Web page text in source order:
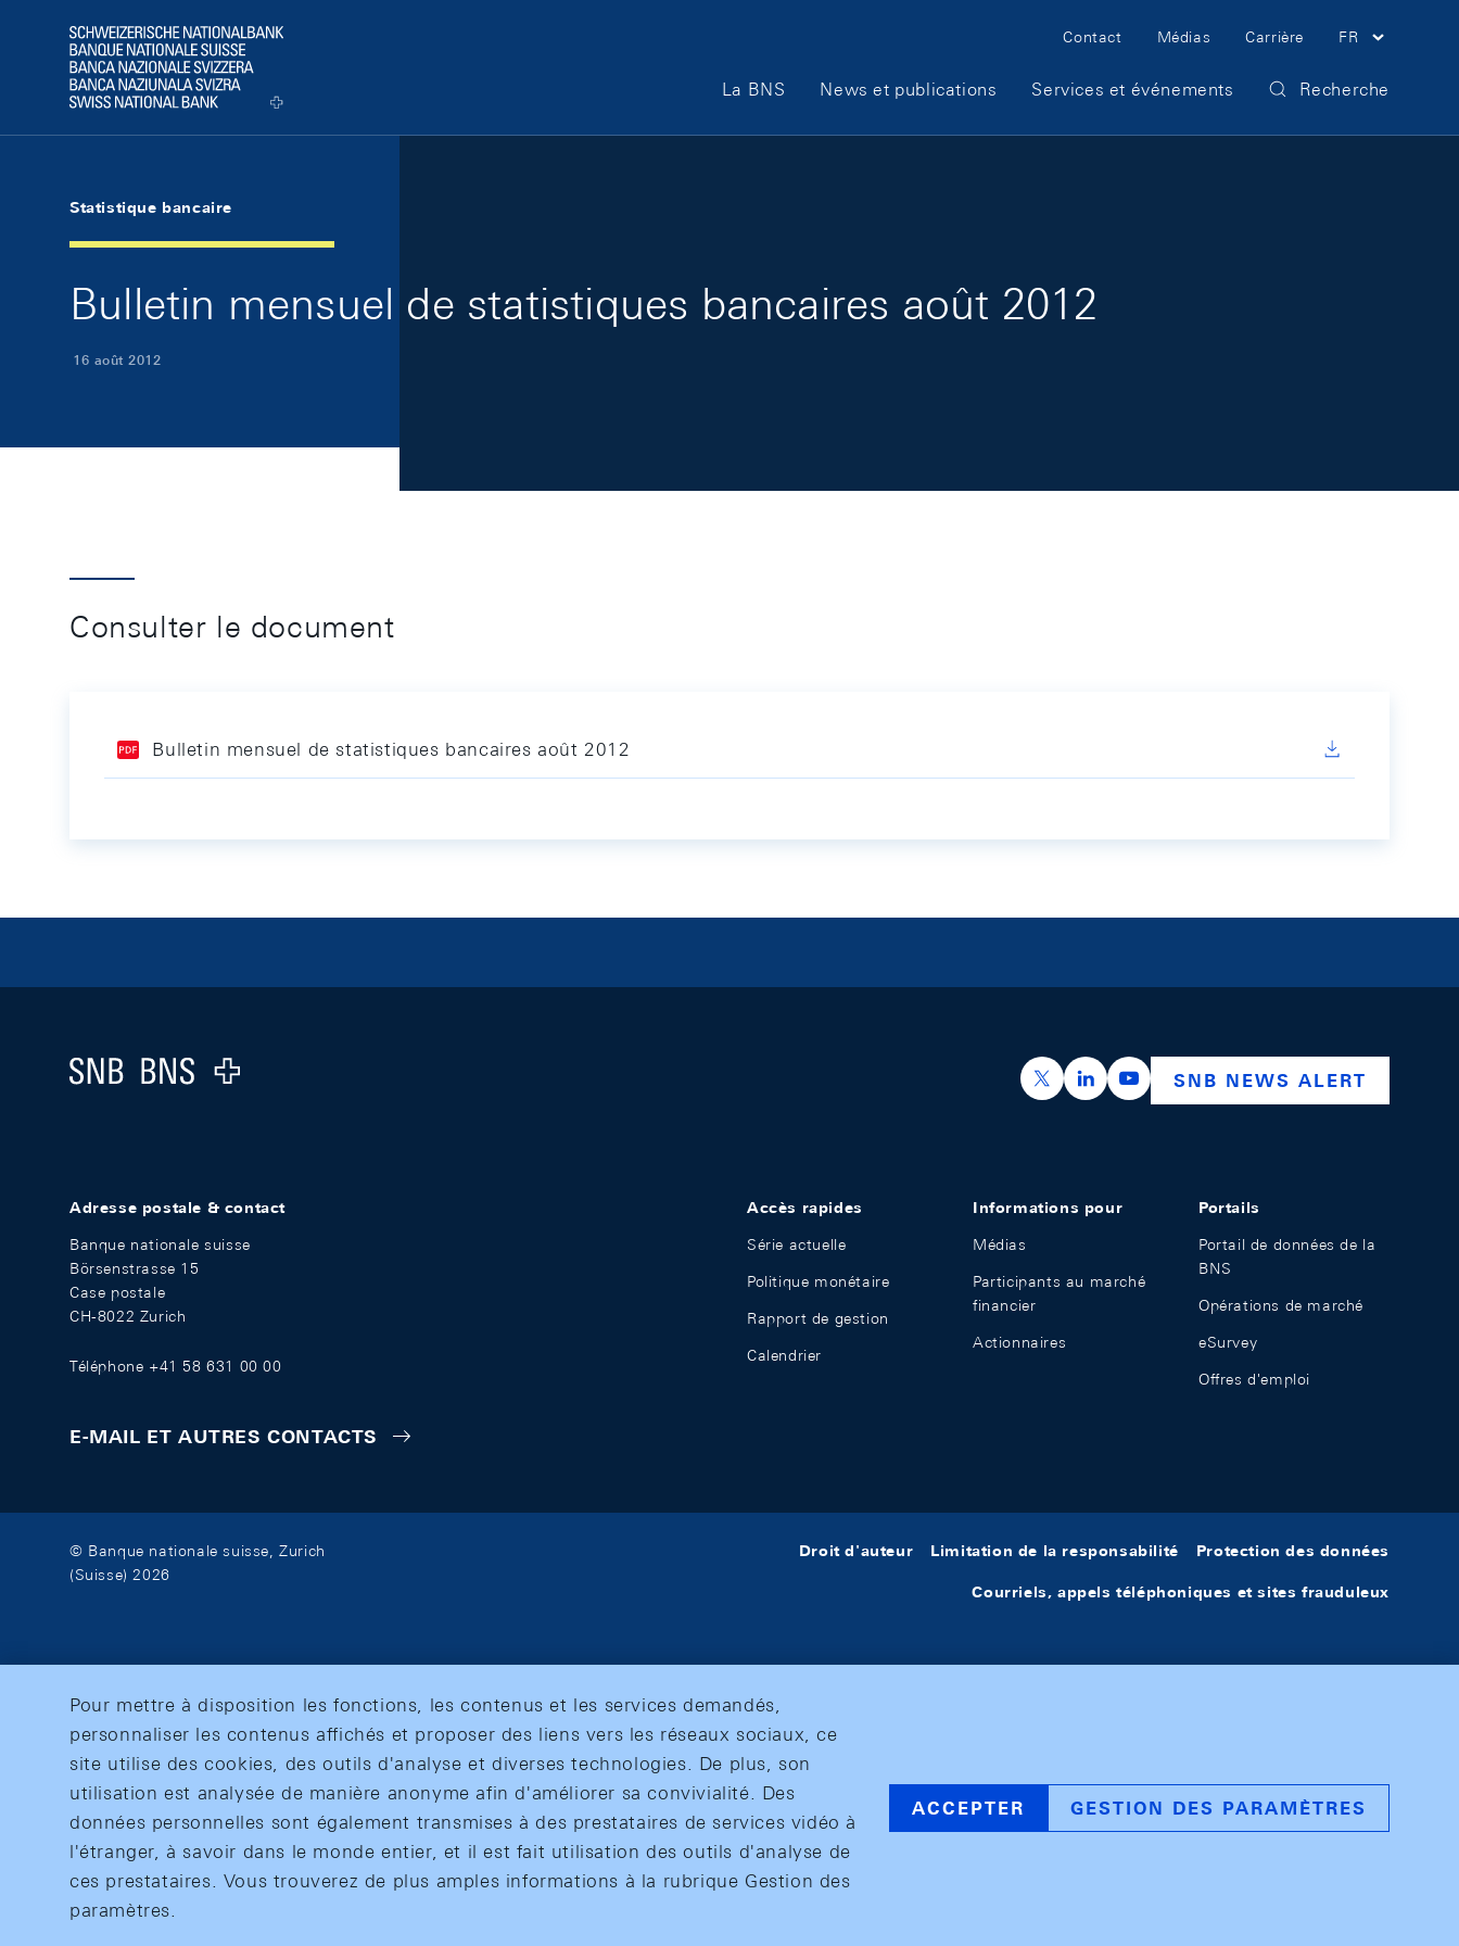
Logo
Meta Navigation
Contact Médias Carrière FR
Main Navigation
La BNS News et publications Services et événements Recherche
Statistique bancaire
Bulletin mensuel de statistiques bancaires août 2012
16 août 2012
Consulter le document
Bulletin mensuel de statistiques bancaires août 2012
Logo
https://x.com/snb_bns
https://ch.linkedin.com/company/swiss-
https://www.youtube.com/
SNB NEWS ALERT
Adresse postale & contact
Banque nationale suisse
Börsenstrasse 15
Case postale
CH-8022 Zurich
Téléphone +41 58 631 00 00
E-MAIL ET AUTRES CONTACTS
Accès rapides
Série actuelle
Politique monétaire
Rapport de gestion
Calendrier
Informations pour
Médias
Participants au marché
financier
Actionnaires
Portails
Portail de données de la
BNS
Opérations de marché
eSurvey
Offres d'emploi
© Banque nationale suisse, Zurich
(Suisse) 2026
Droit d'auteur Limitation de la responsabilité Protection des données
Courriels, appels téléphoniques et sites frauduleux
Pour mettre à disposition les fonctions, les contenus et les services demandés,
personnaliser les contenus affichés et proposer des liens vers les réseaux sociaux, ce
site utilise des cookies, des outils d'analyse et diverses technologies. De plus, son
utilisation est analysée de manière anonyme afin d'améliorer sa convivialité. Des
données personnelles sont également transmises à des prestataires de services vidéo à
l'étranger, à savoir dans le monde entier, et il est fait utilisation des outils d'analyse de
ces prestataires. Vous trouverez de plus amples informations à la rubrique Gestion des
paramètres.
ACCEPTER GESTION DES PARAMÈTRES